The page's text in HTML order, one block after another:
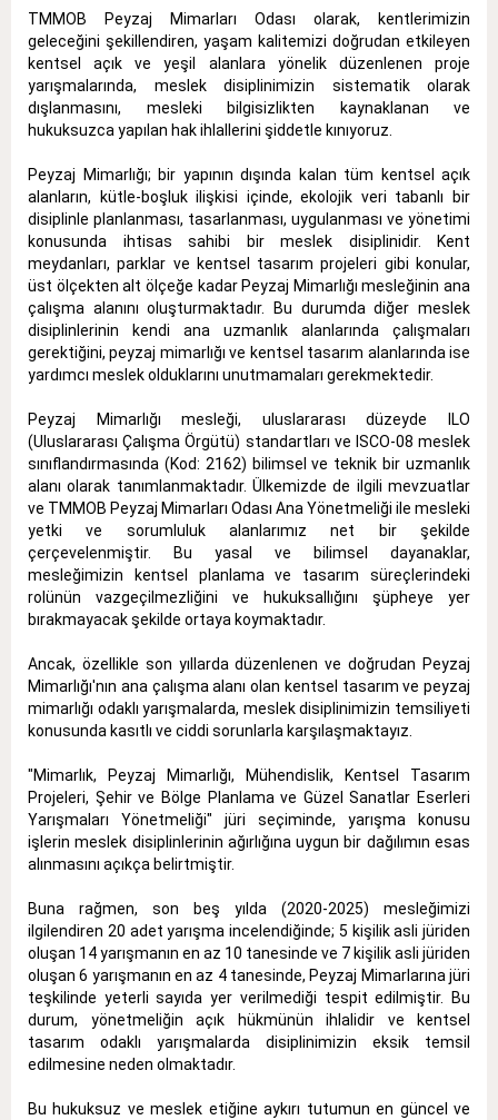
TMMOB Peyzaj Mimarları Odası olarak, kentlerimizin
geleceğini şekillendiren, yaşam kalitemizi doğrudan etkileyen
kentsel açık ve yeşil alanlara yönelik düzenlenen proje
yarışmalarında, meslek disiplinimizin sistematik olarak
dışlanmasını, mesleki bilgisizlikten kaynaklanan ve
hukuksuzca yapılan hak ihlallerini şiddetle kınıyoruz.
Peyzaj Mimarlığı; bir yapının dışında kalan tüm kentsel açık
alanların, kütle-boşluk ilişkisi içinde, ekolojik veri tabanlı bir
disiplinle planlanması, tasarlanması, uygulanması ve yönetimi
konusunda ihtisas sahibi bir meslek disiplinidir.
Kent
meydanları, parklar ve kentsel tasarım projeleri gibi konular,
üst ölçekten alt ölçeğe kadar Peyzaj Mimarlığı mesleğinin ana
çalışma alanını oluşturmaktadır. Bu durumda diğer meslek
disiplinlerinin kendi ana uzmanlık alanlarında çalışmaları
gerektiğini, peyzaj mimarlığı ve kentsel tasarım alanlarında ise
yardımcı meslek olduklarını unutmamaları gerekmektedir.
Peyzaj Mimarlığı mesleği, uluslararası düzeyde ILO
(Uluslararası Çalışma Örgütü) standartları ve ISCO-08 meslek
sınıflandırmasında (Kod: 2162) bilimsel ve teknik bir uzmanlık
alanı olarak tanımlanmaktadır. Ülkemizde de ilgili mevzuatlar
ve TMMOB Peyzaj Mimarları Odası Ana Yönetmeliği ile mesleki
yetki ve sorumluluk alanlarımız net bir şekilde
çerçevelenmiştir. Bu yasal ve bilimsel dayanaklar,
mesleğimizin kentsel planlama ve tasarım süreçlerindeki
rolünün vazgeçilmezliğini ve hukuksallığını şüpheye yer
bırakmayacak şekilde ortaya koymaktadır.
Ancak, özellikle son yıllarda düzenlenen ve doğrudan Peyzaj
Mimarlığı'nın ana çalışma alanı olan kentsel tasarım ve peyzaj
mimarlığı odaklı yarışmalarda, meslek disiplinimizin temsiliyeti
konusunda kasıtlı ve ciddi sorunlarla karşılaşmaktayız.
"Mimarlık, Peyzaj Mimarlığı, Mühendislik, Kentsel Tasarım
Projeleri, Şehir ve Bölge Planlama ve Güzel Sanatlar Eserleri
Yarışmaları Yönetmeliği" jüri seçiminde, yarışma konusu
işlerin meslek disiplinlerinin ağırlığına uygun bir dağılımın esas
alınmasını açıkça belirtmiştir.
Buna rağmen, son beş yılda (2020-2025) mesleğimizi
ilgilendiren 20 adet yarışma incelendiğinde; 5 kişilik asli jüriden
oluşan 14 yarışmanın en az 10 tanesinde ve 7 kişilik asli jüriden
oluşan 6 yarışmanın en az 4 tanesinde, Peyzaj Mimarlarına jüri
teşkilinde yeterli sayıda yer verilmediği tespit edilmiştir.
Bu
durum, yönetmeliğin açık hükmünün ihlalidir ve kentsel
tasarım odaklı yarışmalarda disiplinimizin eksik temsil
edilmesine neden olmaktadır.
Bu hukuksuz ve meslek etiğine aykırı tutumun en güncel ve